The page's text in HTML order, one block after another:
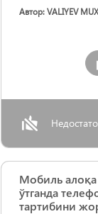
Автор: VALIYEV
Мобиль
ўтганда
тартибини